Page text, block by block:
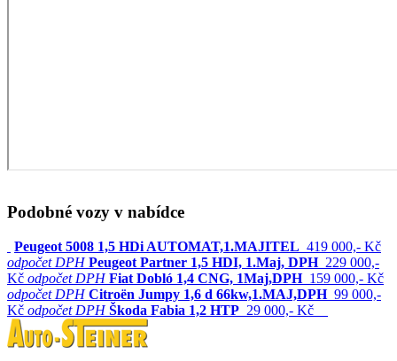
Podobné vozy v nabídce
Peugeot 5008 1,5 HDi AUTOMAT,1.MAJITEL 419 000,- Kč
odpočet DPH Peugeot Partner 1,5 HDI, 1.Maj, DPH 229 000,-
Kč odpočet DPH Fiat Dobló 1,4 CNG, 1Maj,DPH 159 000,- Kč
odpočet DPH Citroën Jumpy 1,6 d 66kw,1.MAJ,DPH 99 000,-
Kč odpočet DPH Škoda Fabia 1,2 HTP 29 000,- Kč